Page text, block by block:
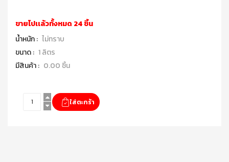
ขายไปเเล้วทั้งหมด 24 ชิ้น
น้ำหนัก : ไม่ทราบ
ขนาด : 1 ลิตร
มีสินค้า : 0.00 ชิ้น